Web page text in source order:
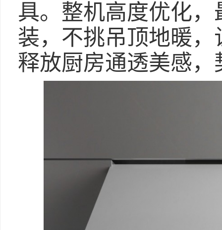
具。整机高度优化，
装，不挑吊顶地暖
释放厨房通透美感